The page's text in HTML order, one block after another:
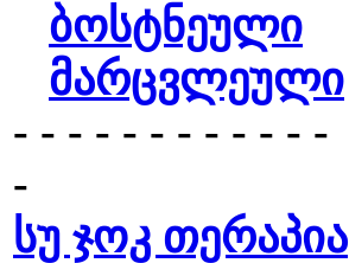
ბოსტნეული
მარცვლეული
- - - - - - - - - - - -
-
სუ ჯოკ თერაპია